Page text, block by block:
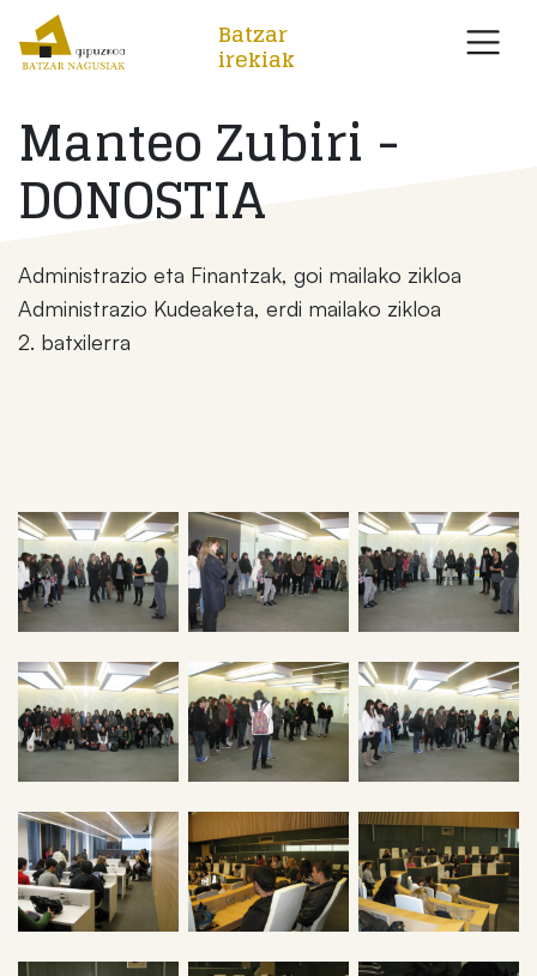
Batzar
irekiak
Manteo Zubiri -
DONOSTIA
Administrazio eta Finantzak, goi mailako zikloa
Administrazio Kudeaketa, erdi mailako zikloa
2. batxilerra